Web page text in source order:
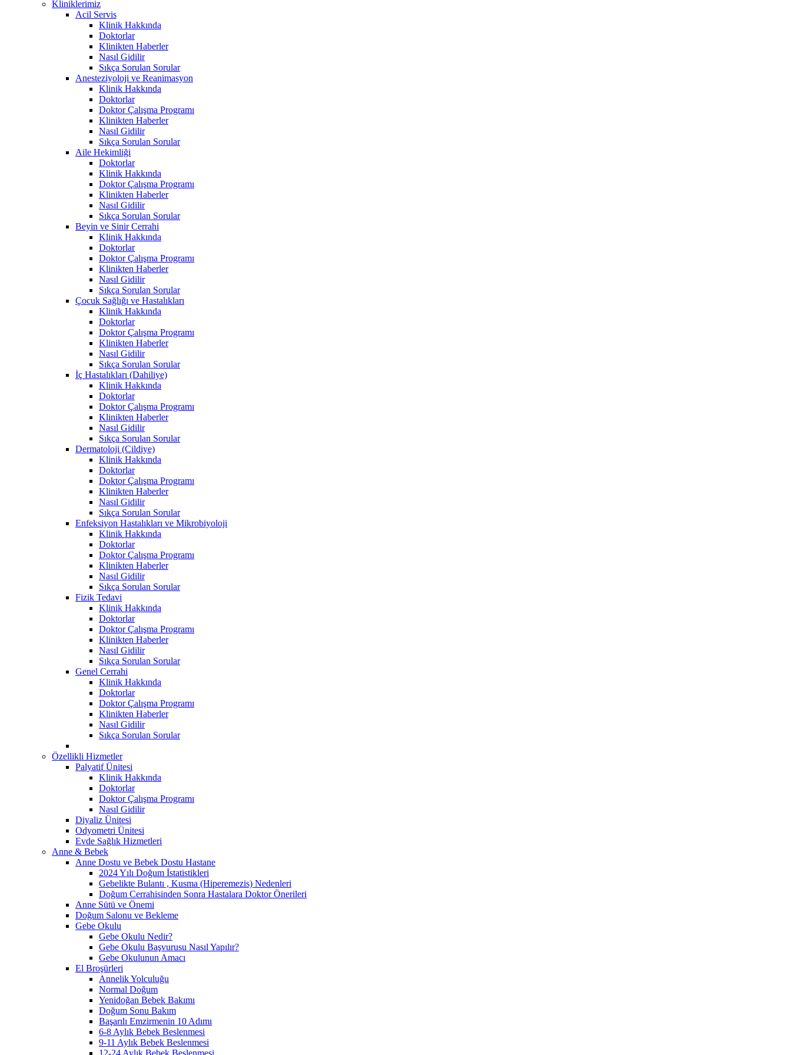
Kliniklerimiz
Acil Servis
Klinik Hakkında
Doktorlar
Klinikten Haberler
Nasıl Gidilir
Sıkça Sorulan Sorular
Anesteziyoloji ve Reanimasyon
Klinik Hakkında
Doktorlar
Doktor Çalışma Programı
Klinikten Haberler
Nasıl Gidilir
Sıkça Sorulan Sorular
Aile Hekimliği
Doktorlar
Klinik Hakkında
Doktor Çalışma Programı
Klinikten Haberler
Nasıl Gidilir
Sıkça Sorulan Sorular
Beyin ve Sinir Cerrahi
Klinik Hakkında
Doktorlar
Doktor Çalışma Programı
Klinikten Haberler
Nasıl Gidilir
Sıkça Sorulan Sorular
Çocuk Sağlığı ve Hastalıkları
Klinik Hakkında
Doktorlar
Doktor Çalışma Programı
Klinikten Haberler
Nasıl Gidilir
Sıkça Sorulan Sorular
İç Hastalıkları (Dahiliye)
Klinik Hakkında
Doktorlar
Doktor Çalışma Programı
Klinikten Haberler
Nasıl Gidilir
Sıkça Sorulan Sorular
Dermatoloji (Cildiye)
Klinik Hakkında
Doktorlar
Doktor Çalışma Programı
Klinikten Haberler
Nasıl Gidilir
Sıkça Sorulan Sorular
Enfeksiyon Hastalıkları ve Mikrobiyoloji
Klinik Hakkında
Doktorlar
Doktor Çalışma Programı
Klinikten Haberler
Nasıl Gidilir
Sıkça Sorulan Sorular
Fizik Tedavi
Klinik Hakkında
Doktorlar
Doktor Çalışma Programı
Klinikten Haberler
Nasıl Gidilir
Sıkça Sorulan Sorular
Genel Cerrahi
Klinik Hakkında
Doktorlar
Doktor Çalışma Programı
Klinikten Haberler
Nasıl Gidilir
Sıkça Sorulan Sorular
Özellikli Hizmetler
Palyatif Ünitesi
Klinik Hakkında
Doktorlar
Doktor Çalışma Programı
Nasıl Gidilir
Diyaliz Ünitesi
Odyometri Ünitesi
Evde Sağlık Hizmetleri
Anne & Bebek
Anne Dostu ve Bebek Dostu Hastane
2024 Yılı Doğum İstatistikleri
Gebelikte Bulantı , Kusma (Hiperemezis) Nedenleri
Doğum Cerrahisinden Sonra Hastalara Doktor Önerileri
Anne Sütü ve Önemi
Doğum Salonu ve Bekleme
Gebe Okulu
Gebe Okulu Nedir?
Gebe Okulu Başvurusu Nasıl Yapılır?
Gebe Okulunun Amacı
El Broşürleri
Annelik Yolculuğu
Normal Doğum
Yenidoğan Bebek Bakımı
Doğum Sonu Bakım
Başarılı Emzirmenin 10 Adımı
6-8 Aylık Bebek Beslenmesi
9-11 Aylık Bebek Beslenmesi
12-24 Aylık Bebek Beslenmesi